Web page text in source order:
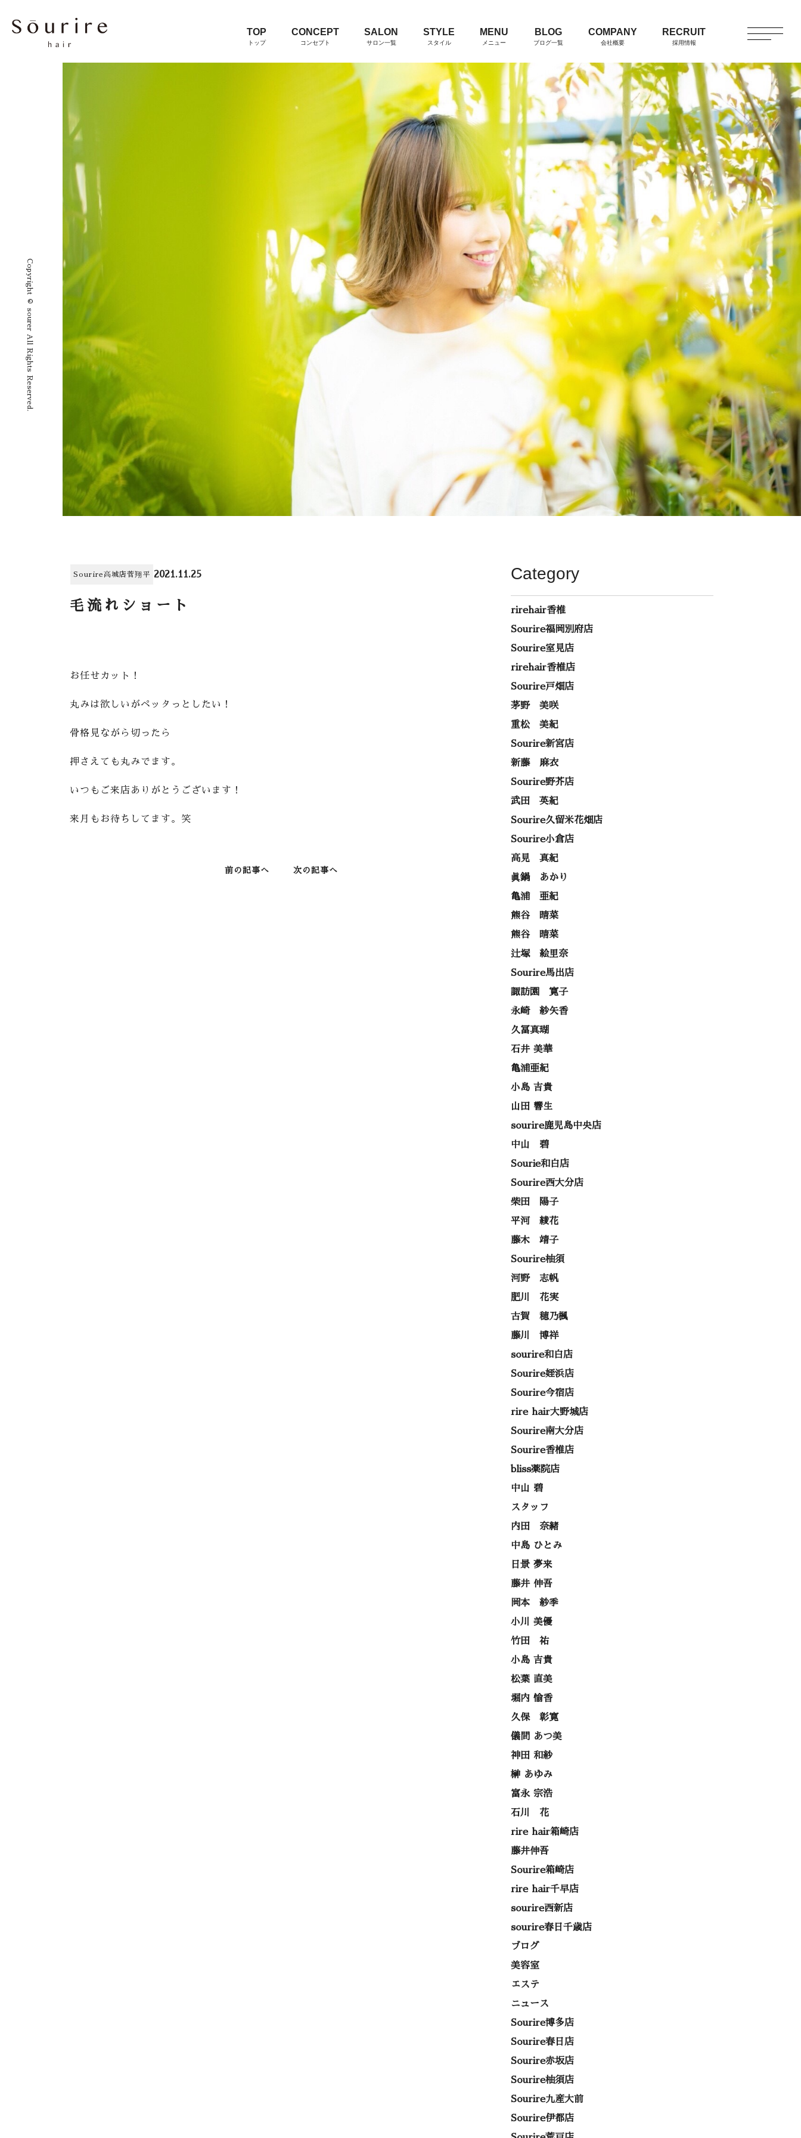
TOP
トップ
CONCEPT
コンセプト
SALON
サロン一覧
STYLE
スタイル
MENU
メニュー
BLOG
ブログ一覧
COMPANY
会社概要
RECRUIT
採用情報
Copyright © sourer All Rights Reserved.
Sourire高城店菅翔平 2021.11.25
毛流れショート
お任せカット！
丸みは欲しいがペッタっとしたい！
骨格見ながら切ったら
押さえても丸みでます。
いつもご来店ありがとうございます！
来月もお待ちしてます。笑
前の記事へ 次の記事へ
Category
rirehair香椎
Sourire福岡別府店
Sourire室見店
rirehair香椎店
Sourire戸畑店
茅野 美咲
重松 美紀
Sourire新宮店
新藤 麻衣
Sourire野芥店
武田 英紀
Sourire久留米花畑店
Sourire小倉店
高見 真紀
眞鍋 あかり
亀浦 亜紀
熊谷 晴菜
熊谷 晴菜
辻塚 絵里奈
Sourire馬出店
諏訪園 寛子
永崎 紗矢香
久冨真瑚
石井 美華
亀浦亜紀
小島 吉貴
山田 響生
sourire鹿児島中央店
中山 碧
Sourie和白店
Sourire西大分店
柴田 陽子
平河 綾花
藤木 靖子
Sourire柚須
河野 志帆
肥川 花実
古賀 穂乃楓
藤川 博祥
sourire和白店
Sourire姪浜店
Sourire今宿店
rire hair大野城店
Sourire南大分店
Sourire香椎店
bliss薬院店
中山 碧
スタッフ
内田 奈緒
中島 ひとみ
日景 夢来
藤井 伸吾
岡本 紗季
小川 美優
竹田 祐
小島 吉貴
松葉 直美
堀内 愉香
久保 彰寛
儀間 あつ美
神田 和紗
榊 あゆみ
富永 宗浩
石川 花
rire hair箱崎店
藤井伸吾
Sourire箱崎店
rire hair千早店
sourire西新店
sourire春日千歳店
ブログ
美容室
エステ
ニュース
Sourire博多店
Sourire春日店
Sourire赤坂店
Sourire柚須店
Sourire九産大前
Sourire伊都店